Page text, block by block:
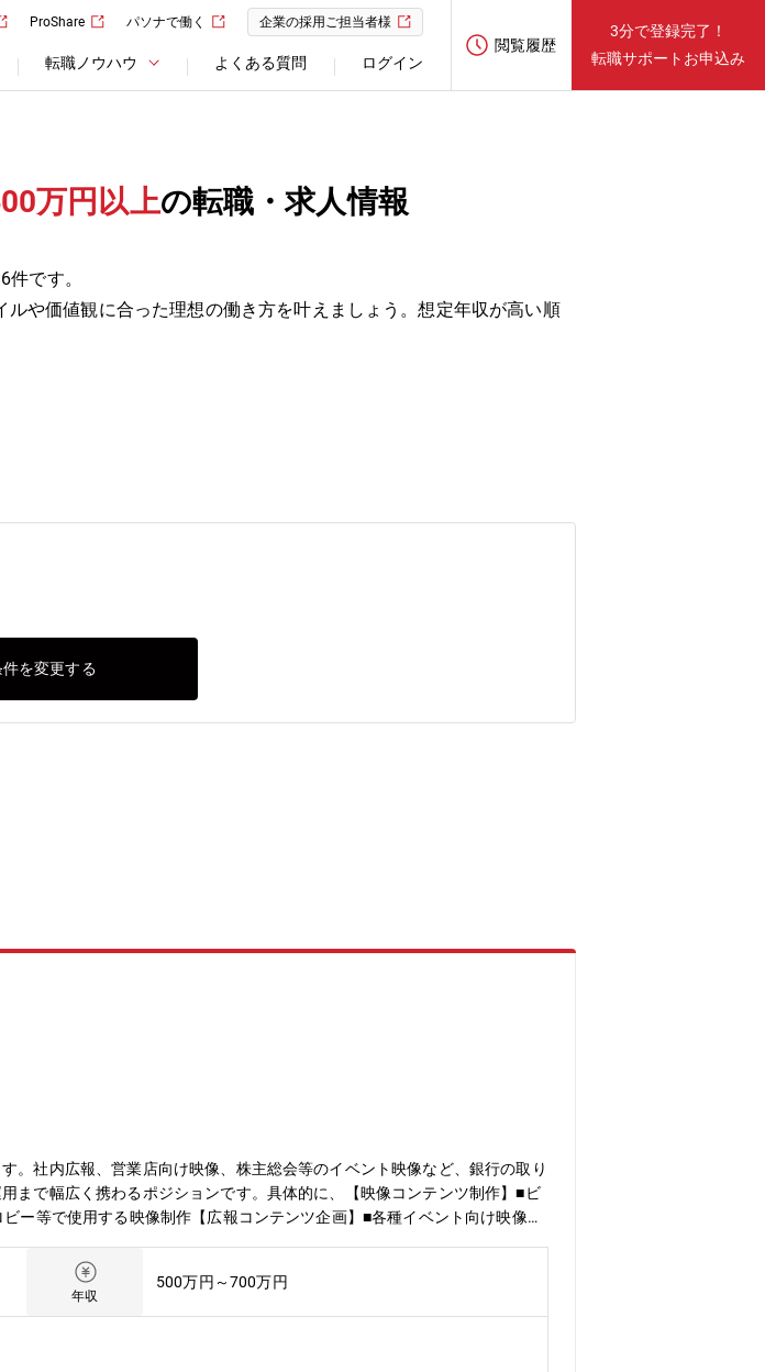
ProShare パソナで働く 企業の採用ご担当者様
転職ノウハウ よくある質問 ログイン
閲覧履歴
3分で登録完了！
転職サポートお申込み
万円以上の転職・求人情報
です。
や価値観に合った理想の働き方を叶えましょう。想定年収が高い順
を変更する
。社内広報、営業店向け映像、株主総会等のイベント映像など、銀行の取り
まで幅広く携わるポジションです。具体的に、【映像コンテンツ制作】■ビ
ー等で使用する映像制作【広報コンテンツ企画】■各種イベント向け映像企
ブランド価値や情報発信力を高める、インハウス映像制作の専門ポジショ
撮影・編集まで一貫して携われます。外部委託中心だった映像制作機能を
。自身のアイデアを形にしながら、制作体制づくりにも関われる環境です。
銀行の方針や施策を理解し、見る人に伝わるコンテンツへ落とし込む役割
★安定した事業会社でクリエイティブスキルを活かせます。制作会社とは異
年収
500万円～700万円